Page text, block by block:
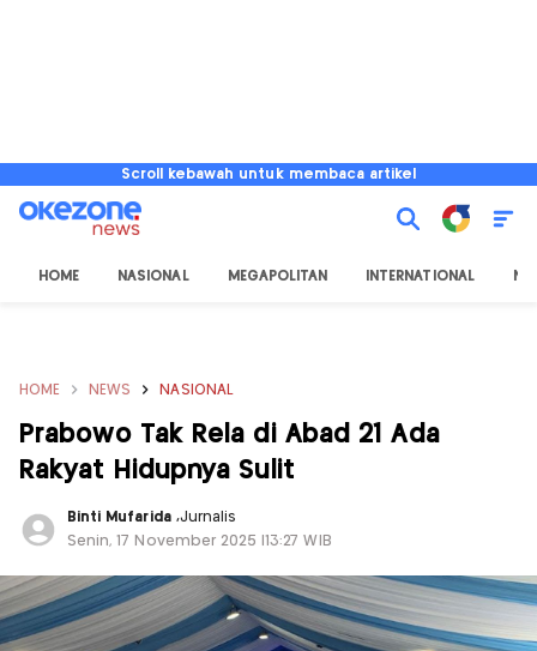
Scroll kebawah untuk membaca artikel
HOME NASIONAL MEGAPOLITAN INTERNATIONAL
HOME NEWS NASIONAL
Prabowo Tak Rela di Abad 21 Ada
Rakyat Hidupnya Sulit
Binti Mufarida ,Jurnalis
Senin, 17 November 2025 |13:27 WIB